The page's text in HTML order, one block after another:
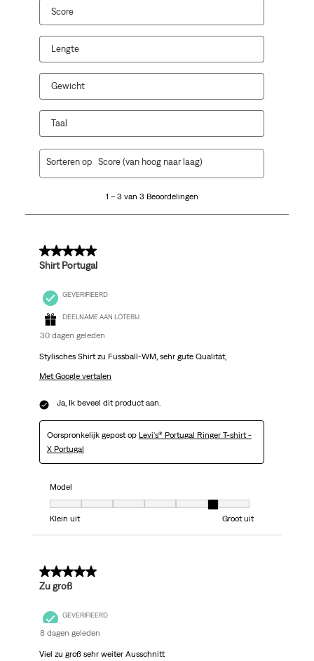
open
je
een
vragenformulier.
je
vragenformulier.
je
vragenformulier.
je
vragenformulier.
je
vragenformulier.
Score
Lengte
Gewicht
Taal
3
1 – 3 van 3 Beoordelingen
Sorteren op Score (van hoog naar laag)
5 van 5 sterren.
Shirt Portugal
GEVERIFIEERD
DEELNAME AAN LOTERIJ
30 dagen geleden
Stylisches Shirt zu Fussball-WM, sehr gute Qualität,
Met Google vertalen
Ja, Ik beveel dit product aan.
Oorspronkelijk gepost op Levi's® Portugal Ringer T-shirt -
X Portugal
Model
Model, 6 van 7, waarbij 1 gelijk is aan Klein uit en 7 gelijk is aan Groot uit
Klein uit
Groot uit
3 van 5 sterren.
Zu groß
GEVERIFIEERD
8 dagen geleden
Viel zu groß sehr weiter Ausschnitt